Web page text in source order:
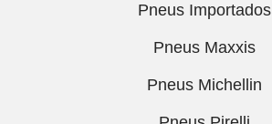
Pneus Importados
Pneus Maxxis
Pneus Michellin